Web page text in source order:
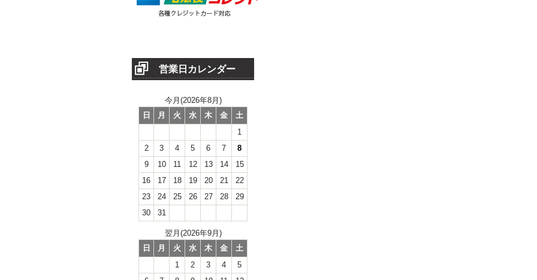
営業日カレンダー
今月(2026年8月)
日
月 火 水 木 金
土
1
2
3 4 5 6 7
8
9
10 11 12 13 14
15
16
17 18 19 20 21
22
23
24 25 26 27 28
29
30
31
翌月(2026年9月)
日
月 火 水 木 金
土
1
2 3 4
5